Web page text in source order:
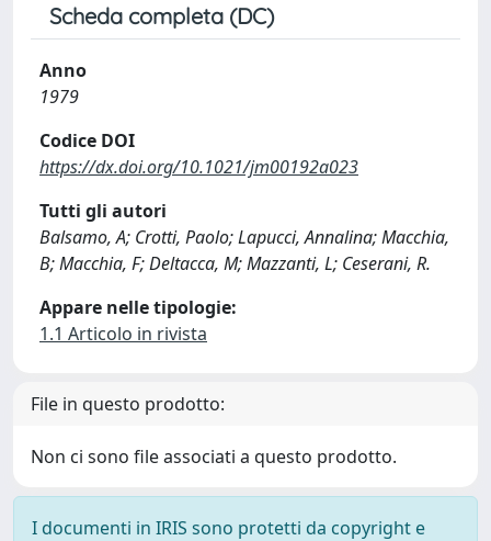
Scheda completa (DC)
Anno
1979
Codice DOI
https://dx.doi.org/10.1021/jm00192a023
Tutti gli autori
Balsamo, A; Crotti, Paolo; Lapucci, Annalina; Macchia,
B; Macchia, F; Deltacca, M; Mazzanti, L; Ceserani, R.
Appare nelle tipologie:
1.1 Articolo in rivista
File in questo prodotto:
Non ci sono file associati a questo prodotto.
I documenti in IRIS sono protetti da copyright e